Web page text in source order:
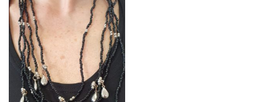
Toevoegen
aan
wenslijst